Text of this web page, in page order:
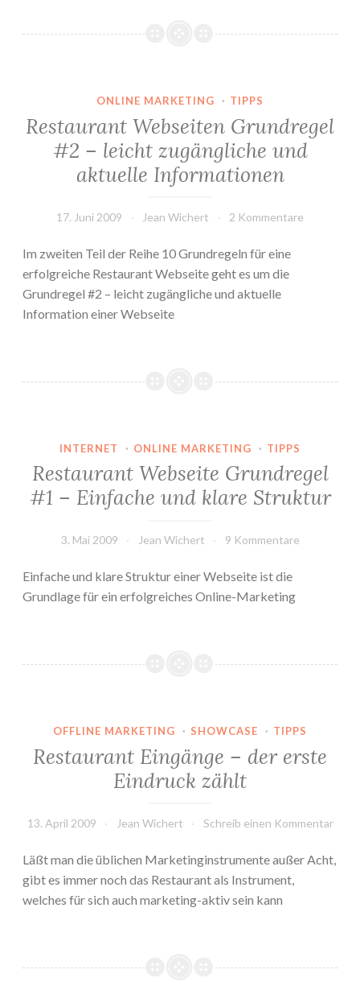
ONLINE MARKETING · TIPPS
Restaurant Webseiten Grundregel
#2 – leicht zugängliche und
aktuelle Informationen
17. Juni 2009 Jean Wichert 2 Kommentare
Im zweiten Teil der Reihe 10 Grundregeln für eine
erfolgreiche Restaurant Webseite geht es um die
Grundregel #2 – leicht zugängliche und aktuelle
Information einer Webseite
INTERNET · ONLINE MARKETING · TIPPS
Restaurant Webseite Grundregel
#1 – Einfache und klare Struktur
3. Mai 2009 Jean Wichert 9 Kommentare
Einfache und klare Struktur einer Webseite ist die
Grundlage für ein erfolgreiches Online-Marketing
OFFLINE MARKETING · SHOWCASE · TIPPS
Restaurant Eingänge – der erste
Eindruck zählt
13. April 2009 Jean Wichert Schreib einen Kommentar
Läßt man die üblichen Marketinginstrumente außer Acht,
gibt es immer noch das Restaurant als Instrument,
welches für sich auch marketing-aktiv sein kann